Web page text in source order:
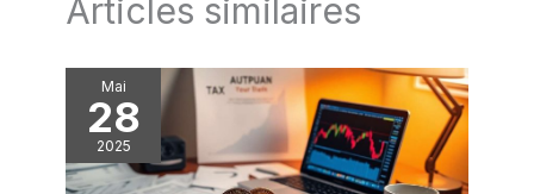
Articles similaires
Mai
28
2025